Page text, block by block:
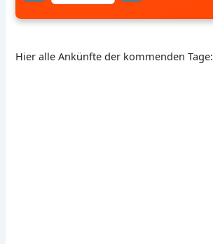
Hier alle Ankünfte der kommenden Tage: